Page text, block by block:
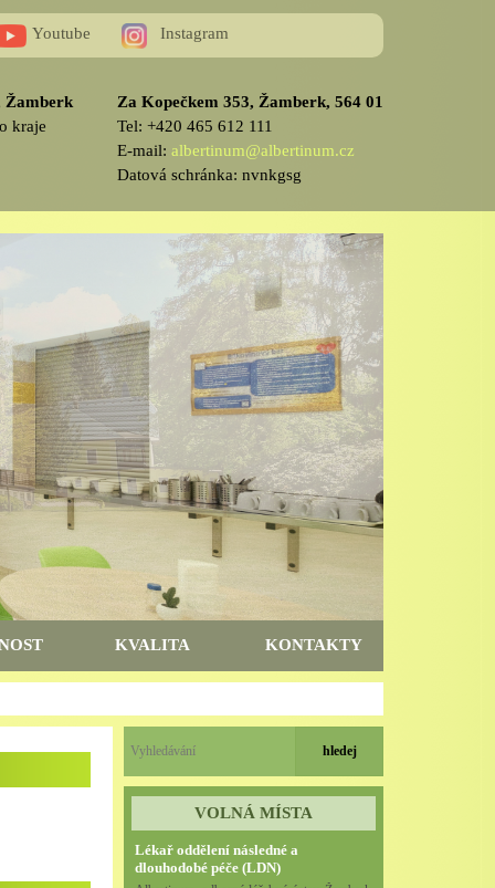
Youtube Instagram
Za Kopečkem 353, Žamberk, 564 01
Tel: +420 465 612 111
E-mail:albertinum@albertinum.cz
Datová schránka: nvnkgsg
Žamberk
kraje
KVALITA KONTAKTY
VOLNÁ MÍSTA
Lékař oddělení následné a
dlouhodobé péče (LDN)